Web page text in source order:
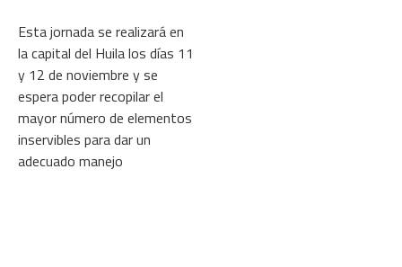
Esta jornada se realizará en
la capital del Huila los días 11
y 12 de noviembre y se
espera poder recopilar el
mayor número de elementos
inservibles para dar un
adecuado manejo